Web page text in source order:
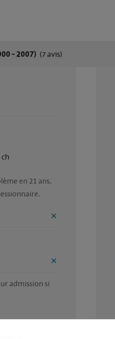
- 2007) (7 avis)
ch
en 21 ans.
admission si